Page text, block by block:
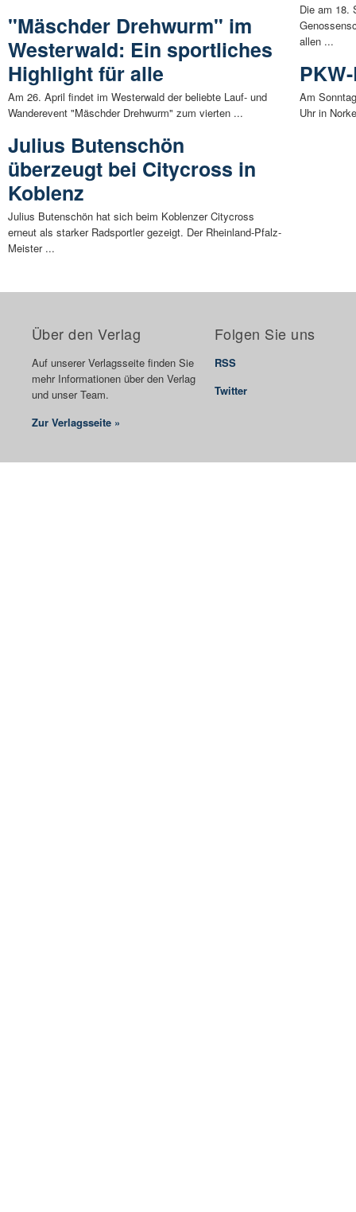
"Mäschder Drehwurm" im
Westerwald: Ein sportliches
Highlight für alle
Am 26. April findet im Westerwald der beliebte Lauf- und
Wanderevent "Mäschder Drehwurm" zum vierten ...
Julius Butenschön
überzeugt bei Citycross in
Koblenz
Julius Butenschön hat sich beim Koblenzer Citycross
erneut als starker Radsportler gezeigt. Der Rheinland-Pfalz-
Meister ...
Die am 18.
allen ...
Am
Uhr in
Über den Verlag
Auf unserer Verlagsseite finden Sie
mehr Informationen über den Verlag
und unser Team.
Zur Verlagsseite »
Folgen Sie uns
RSS
Twitter